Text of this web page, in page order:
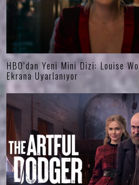
HBO’dan Yeni Mini Dizi: Louise
Ekrana Uyarlanıyor